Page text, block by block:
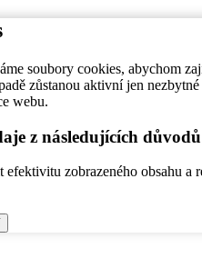
soubory cookies, abychom
zůstanou aktivní jen
webu.
z následujících důvodů
zobrazeného obsahu